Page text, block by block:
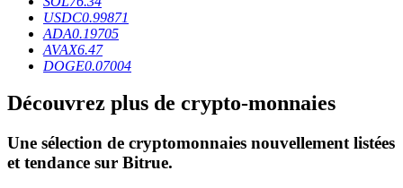
Service d'emprunt adossé à des cryptomonnaies
USDC0.99871
ADA0.19705
AVAX6.47
DOGE0.07004
Découvrez plus de crypto-monnaies
Une sélection de cryptomonnaies nouvellement listées
et tendance sur Bitrue.